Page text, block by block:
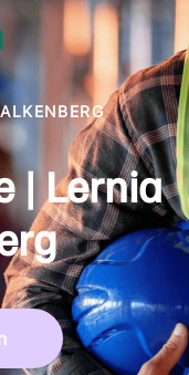
| Lernia